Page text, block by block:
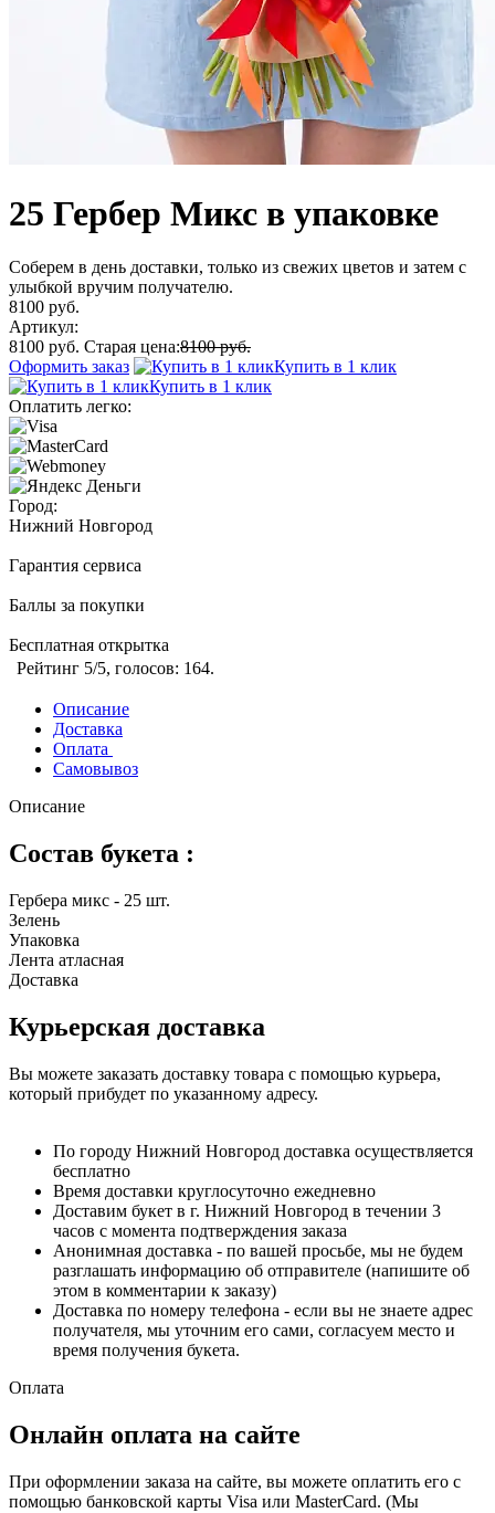
25 Гербер Микс в упаковке
Соберем в день доставки, только из свежих цветов и затем с
улыбкой вручим получателю.
8100 руб.
Артикул:
8100 руб. Старая цена:8100 руб.
Оформить заказ
Купить в 1 клик
Купить в 1 клик
Оплатить легко:
Город:
Нижний Новгород
Гарантия сервиса
Баллы за покупки
Бесплатная открытка
Рейтинг 5/5, голосов: 164.
Описание
Доставка
Оплата
Самовывоз
Описание
Состав букета :
Гербера микс - 25 шт.
Зелень
Упаковка
Лента атласная
Доставка
Курьерская доставка
Вы можете заказать доставку товара с помощью курьера,
который прибудет по указанному адресу.
По городу Нижний Новгород доставка осуществляется
бесплатно
Время доставки круглосуточно ежедневно
Доставим букет в г. Нижний Новгород в течении 3
часов с момента подтверждения заказа
Анонимная доставка - по вашей просьбе, мы не будем
разглашать информацию об отправителе (напишите об
этом в комментарии к заказу)
Доставка по номеру телефона - если вы не знаете адрес
получателя, мы уточним его сами, согласуем место и
время получения букета.
Оплата
Онлайн оплата на сайте
При оформлении заказа на сайте, вы можете оплатить его с
помощью банковской карты Visa или MasterCard. (Мы